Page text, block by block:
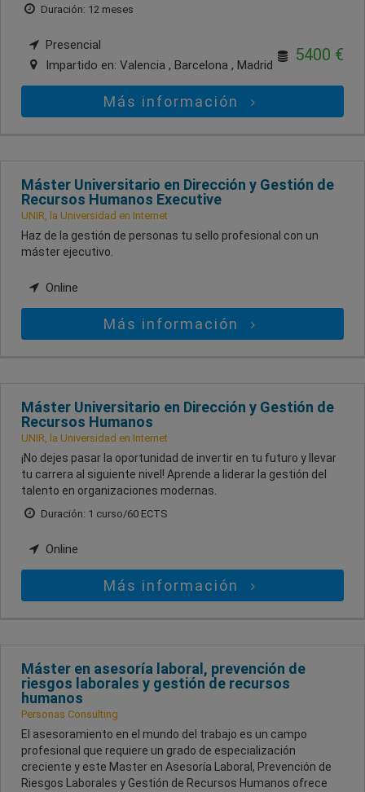
Duración: 12 meses
Presencial
Impartido en: Valencia , Barcelona , Madrid
5400 €
Más información
Máster Universitario en Dirección y Gestión de
Recursos Humanos Executive
UNIR, la Universidad en Internet
Haz de la gestión de personas tu sello profesional con un
máster ejecutivo.
Online
Más información
Máster Universitario en Dirección y Gestión de
Recursos Humanos
UNIR, la Universidad en Internet
¡No dejes pasar la oportunidad de invertir en tu futuro y llevar
tu carrera al siguiente nivel! Aprende a liderar la gestión del
talento en organizaciones modernas.
Duración: 1 curso/60 ECTS
Online
Más información
Máster en asesoría laboral, prevención de
riesgos laborales y gestión de recursos
humanos
Personas Consulting
El asesoramiento en el mundo del trabajo es un campo
profesional que requiere un grado de especialización
creciente y este Master en Asesoría Laboral, Prevención de
Riesgos Laborales y Gestión de Recursos Humanos ofrece